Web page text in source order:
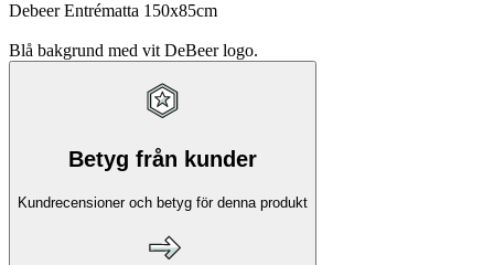
Debeer Entrématta 150x85cm
Blå bakgrund med vit DeBeer logo.
Betyg från kunder
Kundrecensioner och betyg för denna produkt